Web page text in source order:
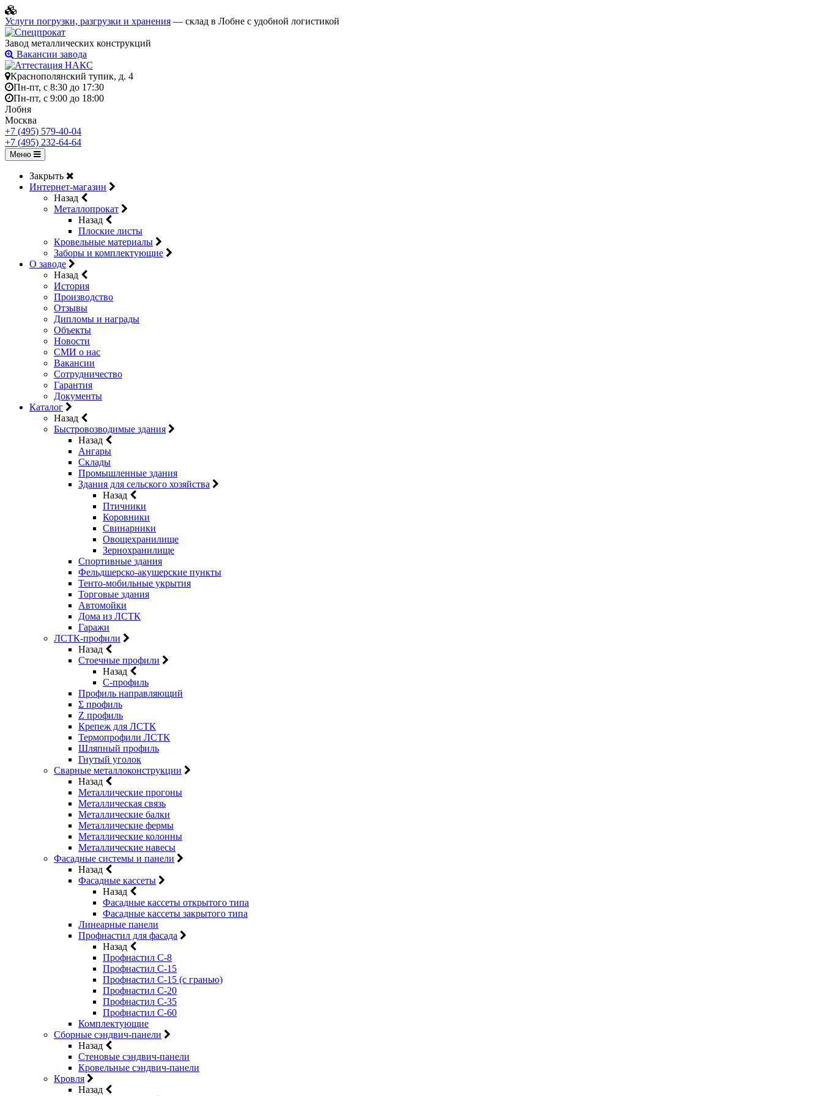
Услуги погрузки, разгрузки и хранения — склад в Лобне с удобной логистикой
Завод металлических конструкций
Вакансии завода
Краснополянский тупик, д. 4
Пн-пт, с 8:30 до 17:30
Пн-пт, с 9:00 до 18:00
Лобня
Москва
+7 (495) 579-40-04
+7 (495) 232-64-64
Меню
Закрыть
Интернет-магазин
Назад
Металлопрокат
Назад
Плоские листы
Кровельные материалы
Заборы и комплектующие
О заводе
Назад
История
Производство
Отзывы
Дипломы и награды
Объекты
Новости
СМИ о нас
Вакансии
Сотрудничество
Гарантия
Документы
Каталог
Назад
Быстровозводимые здания
Назад
Ангары
Склады
Промышленные здания
Здания для сельского хозяйства
Назад
Птичники
Коровники
Свинарники
Овощехранилище
Зернохранилище
Спортивные здания
Фельдшерско-акушерские пункты
Тенто-мобильные укрытия
Торговые здания
Автомойки
Дома из ЛСТК
Гаражи
ЛСТК-профили
Назад
Стоечные профили
Назад
C-профиль
Профиль направляющий
Σ профиль
Z профиль
Крепеж для ЛСТК
Термопрофили ЛСТК
Шляпный профиль
Гнутый уголок
Сварные металлоконструкции
Назад
Металлические прогоны
Металлическая связь
Металлические балки
Металлические фермы
Металлические колонны
Металлические навесы
Фасадные системы и панели
Назад
Фасадные кассеты
Назад
Фасадные кассеты открытого типа
Фасадные кассеты закрытого типа
Линеарные панели
Профнастил для фасада
Назад
Профнастил С-8
Профнастил С-15
Профнастил С-15 (с гранью)
Профнастил С-20
Профнастил С-35
Профнастил С-60
Комплектующие
Сборные сэндвич-панели
Назад
Стеновые сэндвич-панели
Кровельные сэндвич-панели
Кровля
Назад